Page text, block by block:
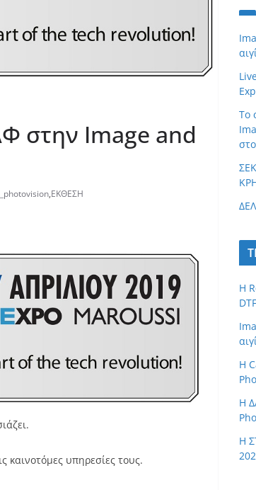
στην Image and
,ΕΚΘΕΣΗ
καινοτόμες υπηρεσίες τους.
τ
γ
ρ
ί
ε
ς
Το
Η
H
Η
H